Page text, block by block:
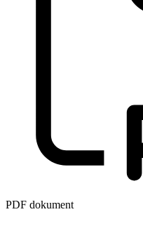
PDF dokument